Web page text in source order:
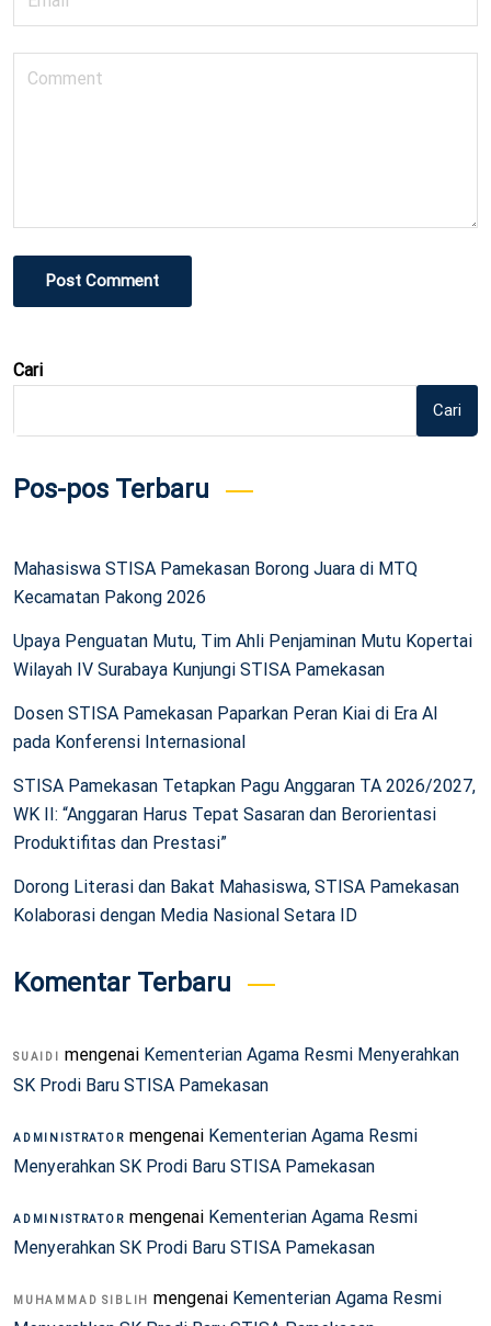
Post Comment
Cari
Cari
Pos-pos Terbaru
Mahasiswa STISA Pamekasan Borong Juara di MTQ
Kecamatan Pakong 2026
Upaya Penguatan Mutu, Tim Ahli Penjaminan Mutu Kopertai
Wilayah IV Surabaya Kunjungi STISA Pamekasan
Dosen STISA Pamekasan Paparkan Peran Kiai di Era AI
pada Konferensi Internasional
STISA Pamekasan Tetapkan Pagu Anggaran TA 2026/2027,
WK II: “Anggaran Harus Tepat Sasaran dan Berorientasi
Produktifitas dan Prestasi”
Dorong Literasi dan Bakat Mahasiswa, STISA Pamekasan
Kolaborasi dengan Media Nasional Setara ID
Komentar Terbaru
SUAIDI mengenai Kementerian Agama Resmi Menyerahkan
SK Prodi Baru STISA Pamekasan
ADMINISTRATOR mengenai Kementerian Agama Resmi
Menyerahkan SK Prodi Baru STISA Pamekasan
ADMINISTRATOR mengenai Kementerian Agama Resmi
Menyerahkan SK Prodi Baru STISA Pamekasan
MUHAMMAD SIBLIH mengenai Kementerian Agama Resmi